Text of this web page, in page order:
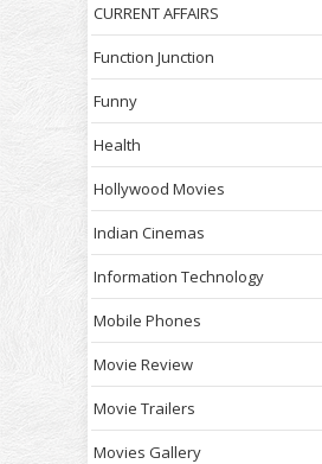
CURRENT AFFAIRS
Function Junction
Funny
Health
Hollywood Movies
Indian Cinemas
Information Technology
Mobile Phones
Movie Review
Movie Trailers
Movies Gallery